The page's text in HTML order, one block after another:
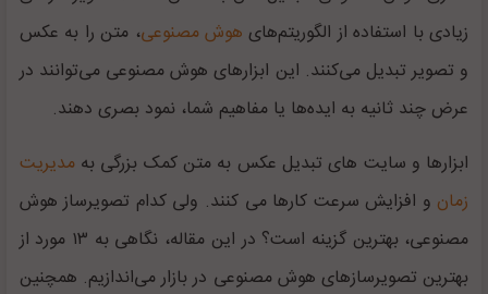
زیادی با استفاده از الگوریتم‌های هوش مصنوعی، متن را به عکس
و تصویر تبدیل می‌کنند. این ابزارهای هوش مصنوعی می‌توانند در
عرض چند ثانیه به ایده‌ها یا مفاهیم شما، نمود بصری دهند.
ابزارها و سایت های تبدیل عکس به متن کمک بزرگی بهمدیریت
زمان و افزایش سرعت کارها می کنند. ولی کدام تصویرساز هوش
مصنوعی، بهترین گزینه است؟ در این مقاله، نگاهی به ۱۳ مورد از
بهترین تصویرسازهای هوش مصنوعی در بازار می‌اندازیم. همچنین